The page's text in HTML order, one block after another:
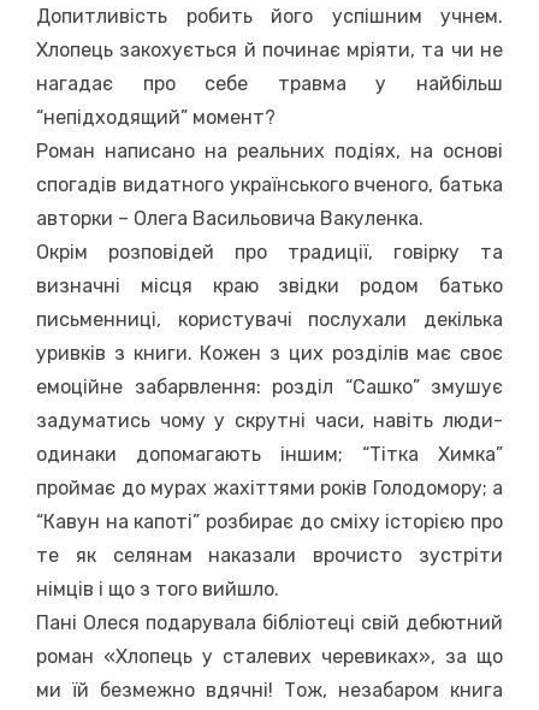
Допитливість робить його успішним учнем.
Хлопець закохується й починає мріяти, та чи не
нагадає про себе травма у найбільш
“непідходящий” момент?
Роман написано на реальних подіях, на основі
спогадів видатного українського вченого, батька
авторки – Олега Васильовича Вакуленка.
Окрім розповідей про традиції, говірку та
визначні місця краю звідки родом батько
письменниці, користувачі послухали декілька
уривків з книги. Кожен з цих розділів має своє
емоційне забарвлення: розділ “Сашко” змушує
задуматись чому у скрутні часи, навіть люди-
одинаки допомагають іншим; “Тітка Химка”
проймає до мурах жахіттями років Голодомору; а
“Кавун на капоті” розбирає до сміху історією про
те як селянам наказали врочисто зустріти
німців і що з того вийшло.
Пані Олеся подарувала бібліотеці свій дебютний
роман «Хлопець у сталевих черевиках», за що
ми їй безмежно вдячні! Тож, незабаром книга